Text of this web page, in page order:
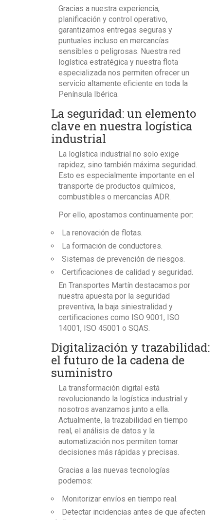
Gracias a nuestra experiencia,
planificación y control operativo,
garantizamos entregas seguras y
puntuales incluso en mercancías
sensibles o peligrosas. Nuestra red
logística estratégica y nuestra flota
especializada nos permiten ofrecer un
servicio altamente eficiente en toda la
Península Ibérica.
La seguridad: un elemento
clave en nuestra logística
industrial
La logística industrial no solo exige
rapidez, sino también máxima seguridad.
Esto es especialmente importante en el
transporte de productos químicos,
combustibles o mercancías ADR.
Por ello, apostamos continuamente por:
La renovación de flotas.
La formación de conductores.
Sistemas de prevención de riesgos.
Certificaciones de calidad y seguridad.
En Transportes Martín destacamos por
nuestra apuesta por la seguridad
preventiva, la baja siniestralidad y
certificaciones como ISO 9001, ISO
14001, ISO 45001 o SQAS.
Digitalización y trazabilidad:
el futuro de la cadena de
suministro
La transformación digital está
revolucionando la logística industrial y
nosotros avanzamos junto a ella.
Actualmente, la trazabilidad en tiempo
real, el análisis de datos y la
automatización nos permiten tomar
decisiones más rápidas y precisas.
Gracias a las nuevas tecnologías
podemos:
Monitorizar envíos en tiempo real.
Detectar incidencias antes de que afecten